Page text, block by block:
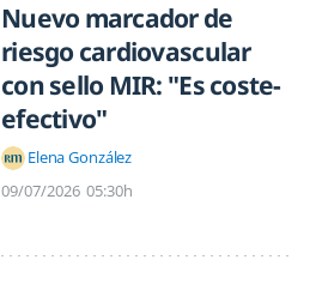
Nuevo marcador de
riesgo cardiovascular
con sello MIR: "Es coste-
efectivo"
Elena González
09/07/2026 05:30h